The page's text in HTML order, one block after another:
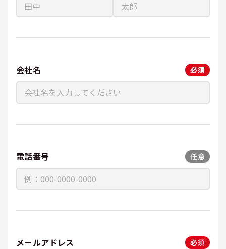
会社名 必須
電話番号 任意
メールアドレス 必須